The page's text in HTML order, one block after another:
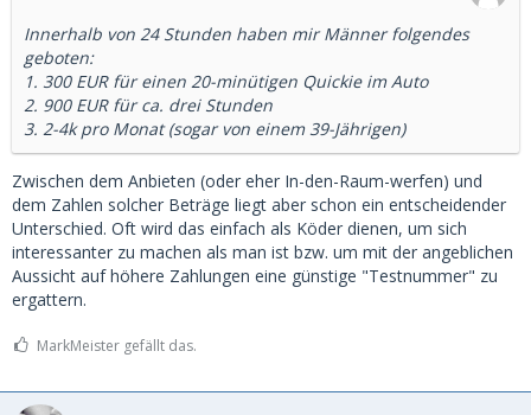
Innerhalb von 24 Stunden haben mir Männer folgendes
geboten:
1. 300 EUR für einen 20-minütigen Quickie im Auto
2. 900 EUR für ca. drei Stunden
3. 2-4k pro Monat (sogar von einem 39-Jährigen)
Zwischen dem Anbieten (oder eher In-den-Raum-werfen) und
dem Zahlen solcher Beträge liegt aber schon ein entscheidender
Unterschied. Oft wird das einfach als Köder dienen, um sich
interessanter zu machen als man ist bzw. um mit der angeblichen
Aussicht auf höhere Zahlungen eine günstige "Testnummer" zu
ergattern.
MarkMeister gefällt das.